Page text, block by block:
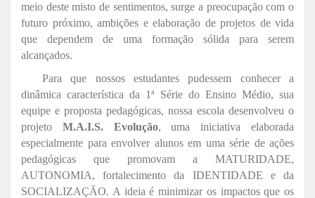
meio deste misto de sentimentos, surge a preocupação com o
futuro próximo, ambições e elaboração de projetos de vida
que dependem de uma formação sólida para serem
alcançados.
Para que nossos estudantes pudessem conhecer a
dinâmica característica da 1ª Série do Ensino Médio, sua
equipe e proposta pedagógicas, nossa escola desenvolveu o
projeto M.A.I.S. Evolução, uma iniciativa elaborada
especialmente para envolver alunos em uma série de ações
pedagógicas que promovam a MATURIDADE,
AUTONOMIA, fortalecimento da IDENTIDADE e da
SOCIALIZAÇÃO. A ideia é minimizar os impactos que os